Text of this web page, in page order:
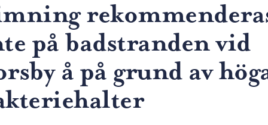
på badstranden vid
å på grund av